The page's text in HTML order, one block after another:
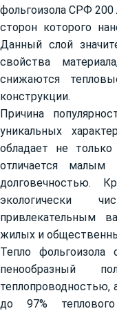
фольгоизола СРФ 200
сторон которого
Данный слой
свойства
снижаются
конструкции.
Причина
уникальных
обладает не
отличается
долговечностью.
экологически
привлекательным
жилых и
Тепло фольгоизола
пенообразный
теплопроводностью,
до 97%